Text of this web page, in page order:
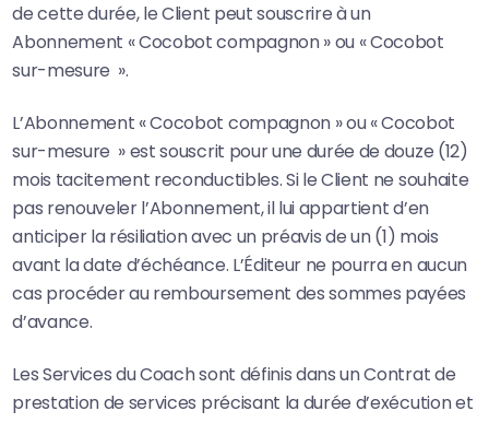
de cette durée, le Client peut souscrire à un
Abonnement « Cocobot compagnon » ou « Cocobot
sur-mesure ».
L’Abonnement « Cocobot compagnon » ou « Cocobot
sur-mesure » est souscrit pour une durée de douze (12)
mois tacitement reconductibles. Si le Client ne souhaite
pas renouveler l’Abonnement, il lui appartient d’en
anticiper la résiliation avec un préavis de un (1) mois
avant la date d’échéance. L’Éditeur ne pourra en aucun
cas procéder au remboursement des sommes payées
d’avance.
Les Services du Coach sont définis dans un Contrat de
prestation de services précisant la durée d’exécution et